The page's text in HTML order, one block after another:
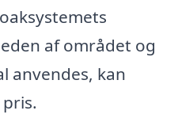
af området og
anvendes, kan